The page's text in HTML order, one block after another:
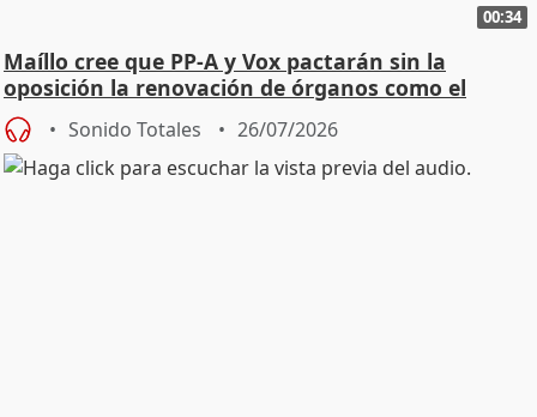
00:34
Maíllo cree que PP-A y Vox pactarán sin la
oposición la renovación de órganos como el
Defensor
Sonido Totales 26/07/2026